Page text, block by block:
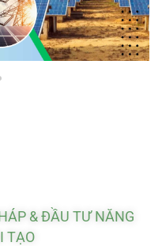
& ĐẦU TƯ NĂNG
TẠO